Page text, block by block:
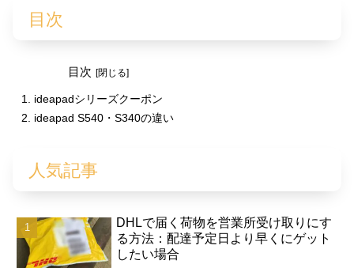
目次
目次
ideapadシリーズクーポン
ideapad S540・S340の違い
人気記事
DHLで届く荷物を営業所受け取りにす
る方法：配達予定日より早くにゲット
したい場合